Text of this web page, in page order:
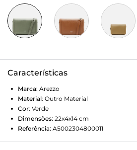
Características
Marca: Arezzo
Material: Outro Material
Cor: Verde
Dimensões: 22x4x14 cm
Referência: A5002304800011